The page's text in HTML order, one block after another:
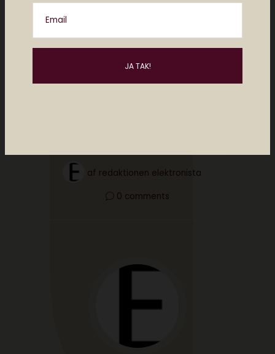
Email
af redaktionen elektronista
0 comments